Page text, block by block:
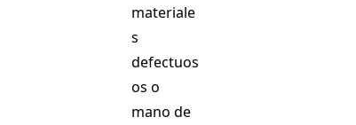
materiale
s
defectuos
os o
mano de